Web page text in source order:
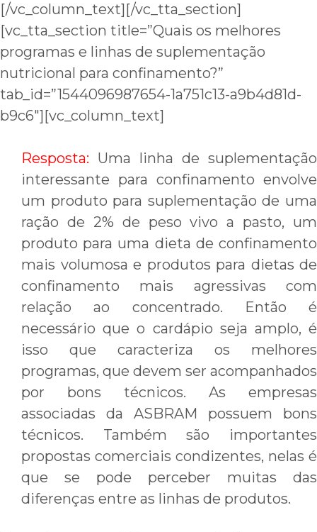
[/vc_column_text][/vc_tta_section]
[vc_tta_section title=”Quais os melhores
programas e linhas de suplementação
nutricional para confinamento?”
tab_id=”1544096987654-1a751c13-a9b4d81d-
b9c6″][vc_column_text]
Resposta: Uma linha de suplementação
interessante para confinamento envolve
um produto para suplementação de uma
ração de 2% de peso vivo a pasto, um
produto para uma dieta de confinamento
mais volumosa e produtos para dietas de
confinamento mais agressivas com
relação ao concentrado. Então é
necessário que o cardápio seja amplo, é
isso que caracteriza os melhores
programas, que devem ser acompanhados
por bons técnicos. As empresas
associadas da ASBRAM possuem bons
técnicos. Também são importantes
propostas comerciais condizentes, nelas é
que se pode perceber muitas das
diferenças entre as linhas de produtos.